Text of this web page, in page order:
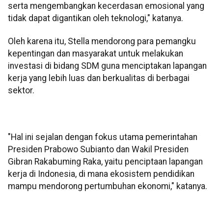
serta mengembangkan kecerdasan emosional yang
tidak dapat digantikan oleh teknologi," katanya.
Oleh karena itu, Stella mendorong para pemangku
kepentingan dan masyarakat untuk melakukan
investasi di bidang SDM guna menciptakan lapangan
kerja yang lebih luas dan berkualitas di berbagai
sektor.
"Hal ini sejalan dengan fokus utama pemerintahan
Presiden Prabowo Subianto dan Wakil Presiden
Gibran Rakabuming Raka, yaitu penciptaan lapangan
kerja di Indonesia, di mana ekosistem pendidikan
mampu mendorong pertumbuhan ekonomi," katanya.